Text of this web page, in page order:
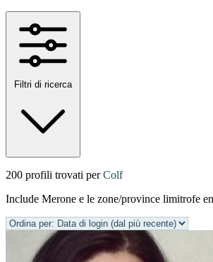
Filtri di ricerca
200 profili trovati perColf
Include Merone e le zone/province limitrofe